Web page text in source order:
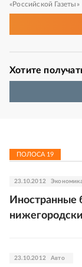
«Российской Газеты»
Хотите
ПОЛОСА 19
23.10.2012
Иностранные
23.10.2012 Авто